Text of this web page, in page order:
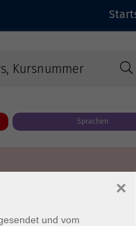
Sprachen
und vom
×